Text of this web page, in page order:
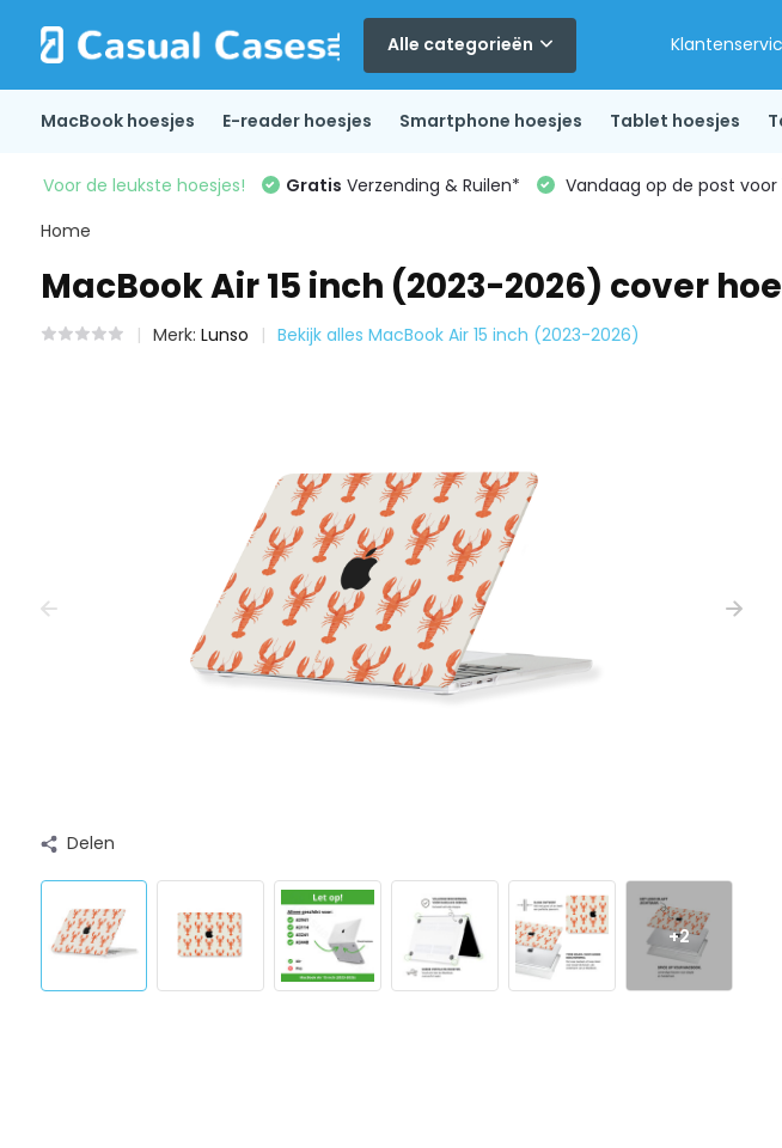
Alle categorieën
MacBook hoesjes E-reader hoesjes Smartphone hoesjes Tablet hoesjes
Voor de leukste hoesjes! Gratis Verzending & Ruilen* Vandaag op de post voor
Home
MacBook Air 15 inch (2023-2026) cover
Merk: Lunso Bekijk alles MacBook Air 15 inch (2023-2026)
Delen
+2